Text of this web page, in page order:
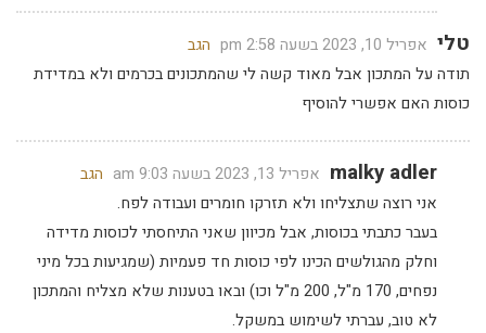
טלי אפריל 10, 2023 בשעה 2:58 pm
הגב
תודה על המתכון אבל מאוד קשה לי שהמתכונים בכרמים ולא במדידת
כוסות האם אפשרי להוסיף
malky adler אפריל 13, 2023 בשעה 9:03 am
הגב
אני רוצה שתצליחו ולא תזרקו חומרים ועבודה לפח.
בעבר כתבתי בכוסות, אבל מכיוון שאני התיחסתי לכוסות מדידה
וחלק מהגולשים הכינו לפי כוסות חד פעמיות (שמגיעות בכל מיני
נפחים, 170 מ"ל, 200 מ"ל וכו) ובאו בטענות שלא מצליח והמתכון
לא טוב, עברתי לשימוש במשקל.